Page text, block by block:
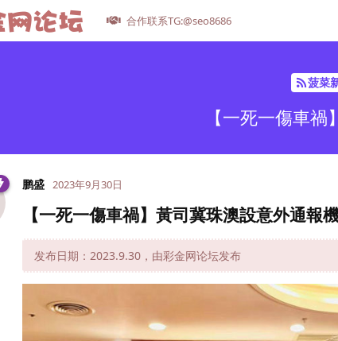
合作联系TG:@seo8686
菠菜
【一死一傷車
鹏盛 2023年9月30日
【一死一傷車禍】黃司冀珠澳設意外通報
发布日期：2023.9.30，由彩金网论坛发布